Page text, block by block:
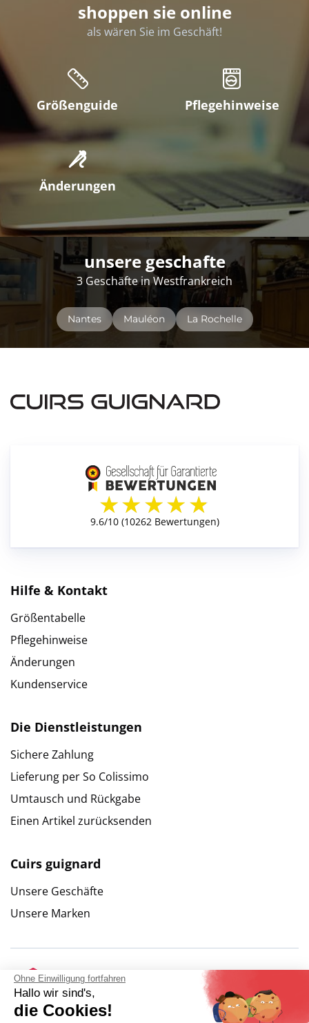
Ohne Einwilligung fortfahren
Hallo wir sind's,
die Cookies!
shoppen sie online
als wären Sie im Geschäft!
Größenguide Pflegehinweise
Änderungen
unsere geschafte
3 Geschäfte in Westfrankreich
Nantes Mauléon La Rochelle
Hilfe & Kontakt
Größentabelle
Pflegehinweise
Änderungen
Kundenservice
Die Dienstleistungen
Sichere Zahlung
Lieferung per So Colissimo
Umtausch und Rückgabe
Einen Artikel zurücksenden
Cuirs guignard
Unsere Geschäfte
Unsere Marken